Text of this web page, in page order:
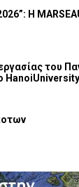
Η
του
HanoiUniversity